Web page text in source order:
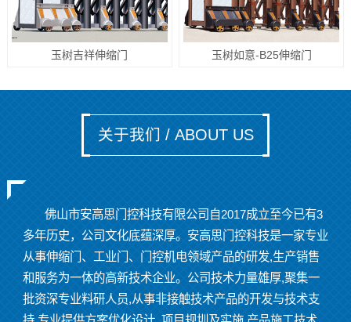
玉树吉祥伸缩门 玉树如意-B25伸缩门
关于我们 / ABOUT US
佛山市安高思门控科技有限公司自2017成立至今已有3
多年历史，公司文化底蕴深厚。安高思门控科技是一家专业
从事伸缩门、工业门、门控机电领域产品的研发,生产销售
和服务为一体的高新技术企业。公司技术力量雄厚,聚集一
批资深专业料研人员,从事非接触技术产品的开发与技术支